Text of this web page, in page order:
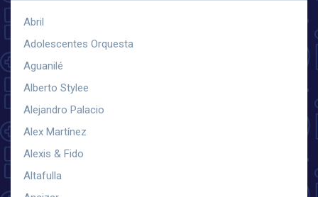
Abril
Adolescentes Orquesta
Aguanilé
Alberto Stylee
Alejandro Palacio
Alex Martínez
Alexis & Fido
Altafulla